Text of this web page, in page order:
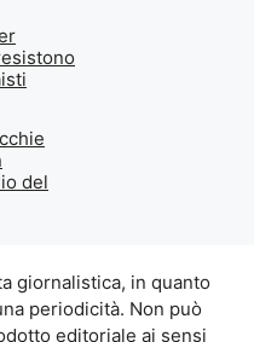
del
giornalistica, in quanto
periodicità. Non può
editoriale ai sensi